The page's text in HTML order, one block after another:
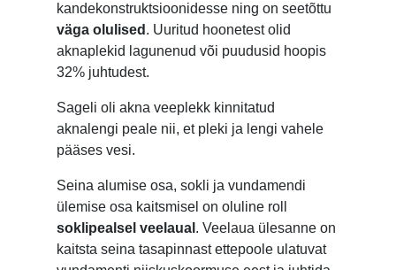
kandekonstruktsioonidesse ning on seetõttu
väga olulised . Uuritud hoonetest olid
aknaplekid lagunenud või puudusid hoopis
32% juhtudest.
Sageli oli akna veeplekk kinnitatud
aknalengi peale nii, et pleki ja lengi vahele
pääses vesi.
Seina alumise osa, sokli ja vundamendi
ülemise osa kaitsmisel on oluline roll
soklipealsel veelaual . Veelaua ülesanne on
kaitsta seina tasapinnast ettepoole ulatuvat